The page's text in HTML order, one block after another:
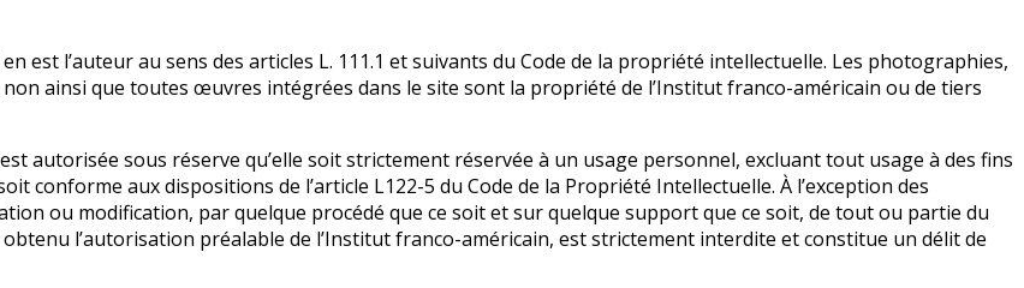
est l’auteur au sens des articles L. 111.1 et suivants du Code de la propriété intellectuelle. Les photographies,
ainsi que toutes œuvres intégrées dans le site sont la propriété de l’Institut franco-américain ou de tiers
autorisée sous réserve qu’elle soit strictement réservée à un usage personnel, excluant tout usage à des fins
conforme aux dispositions de l’article L122-5 du Code de la Propriété Intellectuelle. À l’exception des
ou modification, par quelque procédé que ce soit et sur quelque support que ce soit, de tout ou partie du
l’autorisation préalable de l’Institut franco-américain, est strictement interdite et constitue un délit de